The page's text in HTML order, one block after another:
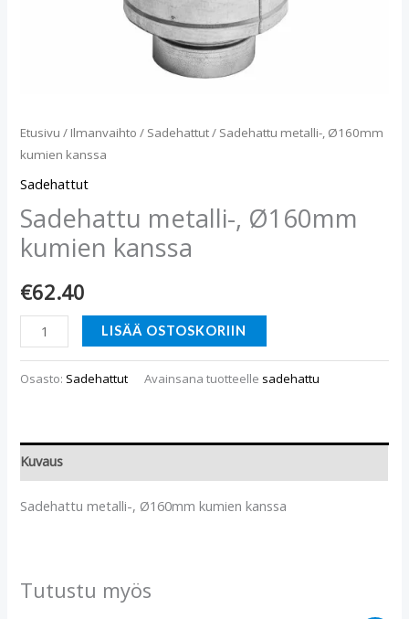
Etusivu / Ilmanvaihto / Sadehattut/ Sadehattu metalli-, Ø160mm
kumien kanssa
Sadehattut
Sadehattu metalli-, Ø160mm
kumien kanssa
€62.40
LISÄÄ OSTOSKORIIN
Osasto: Sadehattut Avainsana tuotteelle sadehattu
Kuvaus
Sadehattu metalli-, Ø160mm kumien kanssa
Tutustu myös